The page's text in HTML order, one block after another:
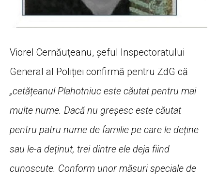
Viorel Cernăuțeanu, șeful Inspectoratului
General al Poliției confirmă pentru ZdG că
„cetățeanul Plahotniuc este căutat pentru mai
multe nume. Dacă nu greșesc este căutat
pentru patru nume de familie pe care le deține
sau le-a deținut, trei dintre ele deja fiind
cunoscute. Conform unor măsuri speciale de